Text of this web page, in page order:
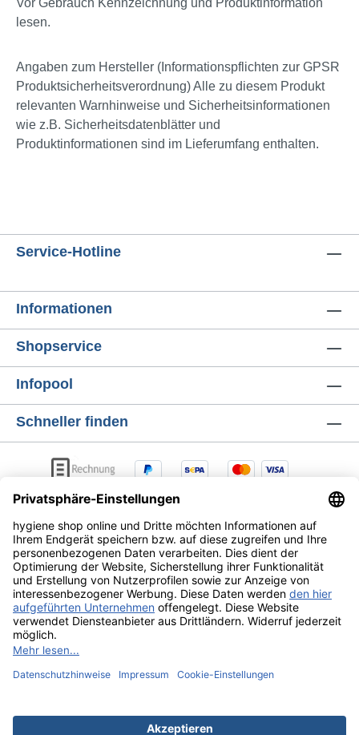
lesen.
Angaben zum Hersteller (Informationspflichten zur GPSR
Produktsicherheitsverordnung) Alle zu diesem Produkt
relevanten Warnhinweise und Sicherheitsinformationen
wie z.B. Sicherheitsdatenblätter und
Produktinformationen sind im Lieferumfang enthalten.
Service-Hotline
Informationen
Shopservice
Infopool
Schneller finden
AGB Lieferung & Versandkosten
Zahlungsarten
Versandkostenund ggf. Nachnahmegebühren, wenn nicht